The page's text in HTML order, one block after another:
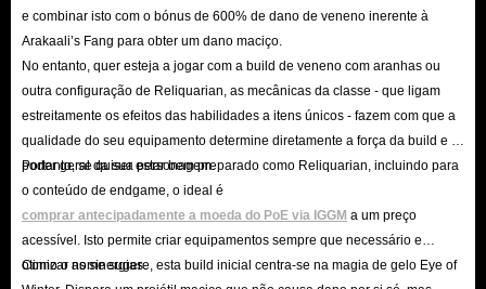
Ao mergulhar nas profundezas, a Lanterna Allflame na sua mão serve
como a sua única barreira contra a escuridão e a pressão esmagadoras.
Deves recolher rapidamente ouro e baús de tesouro antes que a chama se
apague e regressar à Batisfera antes que monstros abissais te cerquem.
Criação de Itens (Crafting) Allflame
Um misterioso dispositivo está escondido sob o convés do *The
Sovereign*. Insira itens nele para os dividir em várias formas potenciais
recolher a antiga moeda Ducat do leito marinho para modificar o teu
e combinar isto com o bónus de 600% de dano de veneno inerente à
Arakaali’s Fang para obter um dano maciço.
No entanto, quer esteja a jogar com a build de veneno com aranhas ou
outra configuração de Reliquarian, as mecânicas da classe - que ligam
estreitamente os efeitos das habilidades a itens únicos - fazem com que a
qualidade do seu equipamento determine diretamente a força da build e o
poder geral da sua personagem.
Portanto, se quiser estar bem preparado como Reliquarian, incluindo para
o conteúdo de endgame, o ideal é
comprar antecipadamente a moeda do PoE via IGGM a um preço
acessível. Isto permite criar equipamentos sempre que necessário e
otimizar as sinergias.
Como o nome sugere, esta build inicial centra-se na magia de gelo Eye of